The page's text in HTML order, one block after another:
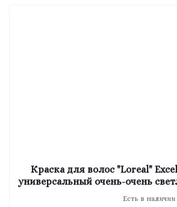
Краска для волос "Loreal"
универсальный очень-очень
Есть в наличии